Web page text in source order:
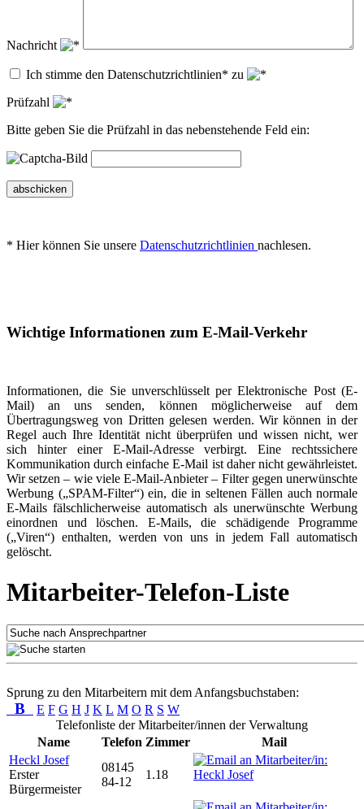
Nachricht
Ich stimme den Datenschutzrichtlinien* zu
Prüfzahl
Bitte geben Sie die Prüfzahl in das nebenstehende Feld ein:
abschicken
* Hier können Sie unsere Datenschutzrichtlinien nachlesen.
Wichtige Informationen zum E-Mail-Verkehr
Informationen, die Sie unverschlüsselt per Elektronische Post (E-
Mail) an uns senden, können möglicherweise auf dem
Übertragungsweg von Dritten gelesen werden. Wir können in der
Regel auch Ihre Identität nicht überprüfen und wissen nicht, wer
sich hinter einer E-Mail-Adresse verbirgt. Eine rechtssichere
Kommunikation durch einfache E-Mail ist daher nicht gewährleistet.
Wir setzen – wie viele E-Mail-Anbieter – Filter gegen unerwünschte
Werbung („SPAM-Filter“) ein, die in seltenen Fällen auch normale
E-Mails fälschlicherweise automatisch als unerwünschte Werbung
einordnen und löschen. E-Mails, die schädigende Programme
(„Viren“) enthalten, werden von uns in jedem Fall automatisch
gelöscht.
Mitarbeiter-Telefon-Liste
Sprung zu den Mitarbeitern mit dem Anfangsbuchstaben:
B E F G H J K L M O R S W
Telefonliste der Mitarbeiter/innen der Verwaltung
Name
Telefon Zimmer
Mail
Heckl Josef
Erster
Bürgermeister
08145
84-12
1.18